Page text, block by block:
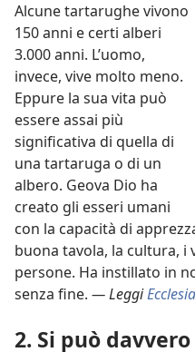
Alcune tartarughe vivono
150 anni e certi alberi
3.000 anni. L’uomo,
invece, vive molto meno.
Eppure la sua vita può
essere assai più
significativa di quella di
una tartaruga o di un
albero. Geova Dio ha
creato gli esseri umani
con la capacità di
buona tavola, la cultura, i
persone. Ha instillato in
senza fine. — Leggi
2. Si può